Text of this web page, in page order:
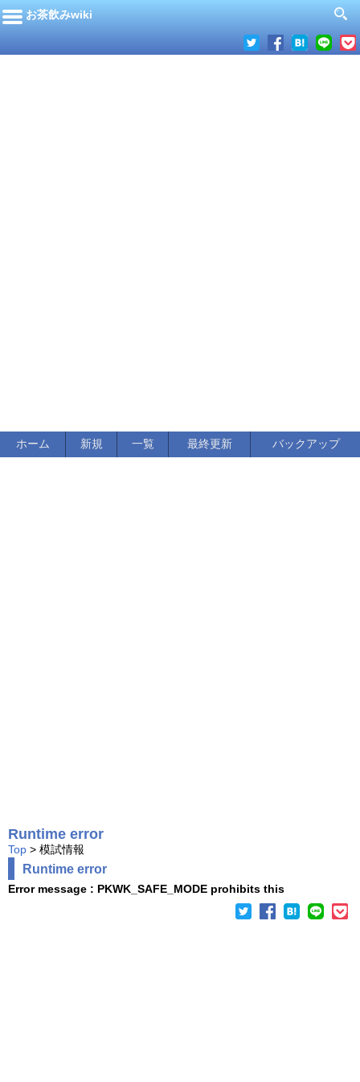
お茶飲みwiki
ホーム 新規 一覧 最終更新 バックアップ
Runtime error
Top > 模試情報
Runtime error
Error message : PKWK_SAFE_MODE prohibits this